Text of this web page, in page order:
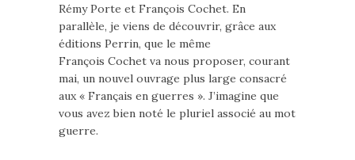
Rémy Porte et François Cochet. En
parallèle, je viens de découvrir, grâce aux
éditions Perrin, que le même
François Cochet va nous proposer, courant
mai, un nouvel ouvrage plus large consacré
aux « Français en guerres ». J’imagine que
vous avez bien noté le pluriel associé au mot
guerre.